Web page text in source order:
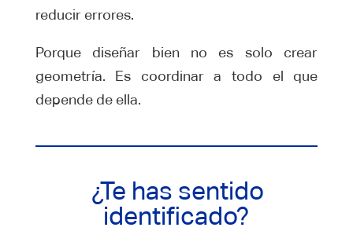
reducir errores.
Porque diseñar bien no es solo crear
geometría. Es coordinar a todo el que
depende de ella.
¿Te has sentido
identificado?